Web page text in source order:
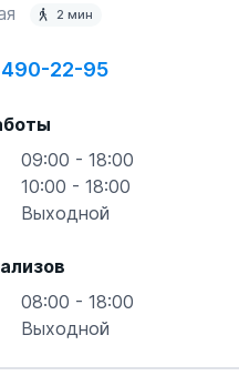
2 мин
490-22-95
09:00 - 18:00
10:00 - 18:00
Выходной
08:00 - 18:00
Выходной